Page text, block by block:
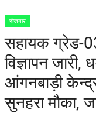
छत्तीसगढ़
All
सरगुजा संभाग
रोजगार
सहायक ग्रेड-
विज्ञापन
आंगनबाड़ी
सुनहरा मौका,